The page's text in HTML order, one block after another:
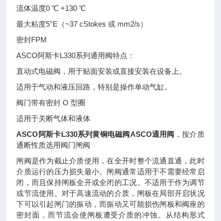
流体温度0 ℃ +130 ℃
最大粘度5°E（~37 cStokes 或 mm2/s）
密封FPM
ASCO阿斯卡L330系列通用阀特点：
直动式电磁阀，用于贴面安装或直接安装在设备上。
适用于气动和液压回路，特别是操作单动气缸。
阀门带有密封 O 型圈
适用于关断气体和液体
ASCO阿斯卡L330系列黄铜电磁阀ASCO通用阀 ，按介质
通断性质选用阀门闸阀
闸阀是作为截止介质使用，在全开时整个流通直通，此时
介质运行的压力损失最小。闸阀通常适用于不需要经常启
闭，而且保持闸板全开或全闭的工况。不适用于作为调节
或节流使用。对于高速流动的介质，闸板在局部开启状况
下可以引起闸门的振动，而振动又可能损伤闸板和阀座的
密封面，而节流会使闸板遭受介质的冲蚀。从结构形式